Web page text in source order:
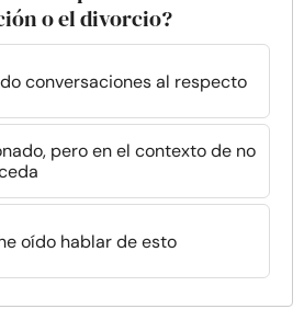
o el divorcio?
conversaciones al respecto
pero en el contexto de no
oído hablar de esto